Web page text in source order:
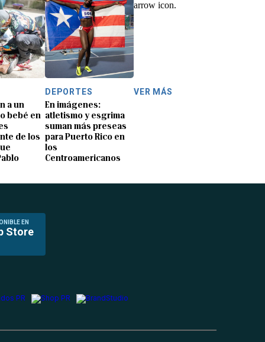
a un
bebé en
de los
DEPORTES
En imágenes:
atletismo y esgrima
suman más preseas
para Puerto Rico en
los
Centroamericanos
VER MÁS
EN
Store